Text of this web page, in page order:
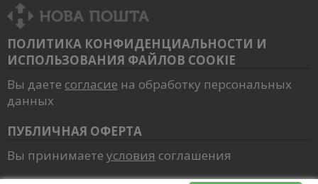
ПОЛИТИКА КОНФИДЕНЦИАЛЬНОСТИ И
ИСПОЛЬЗОВАНИЯ ФАЙЛОВ COOKIE
Вы даете согласие на обработку персональных
данных
ПУБЛИЧНАЯ ОФЕРТА
Вы принимаете условия соглашения